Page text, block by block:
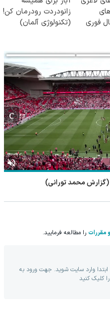
فوری
زانودردت رودرمان کن!
(تکنولوژی آلمان)
(گزارش محمد تورانی)
مقررات را مطالعه فرمایید.
وارد سایت شوید. جهت ورود به
را کلیک کنید